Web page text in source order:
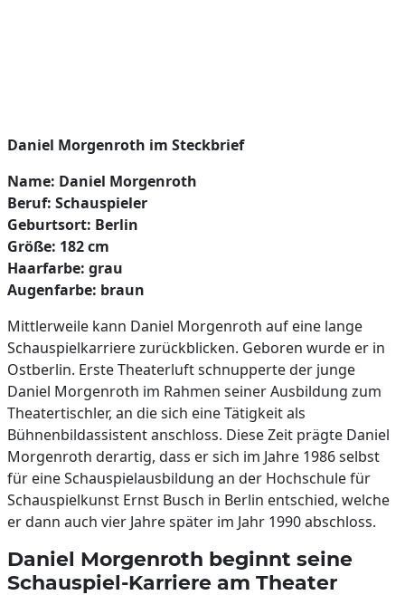
Daniel Morgenroth im Steckbrief
Name: Daniel Morgenroth
Beruf: Schauspieler
Geburtsort: Berlin
Größe: 182 cm
Haarfarbe: grau
Augenfarbe: braun
Mittlerweile kann Daniel Morgenroth auf eine lange
Schauspielkarriere zurückblicken. Geboren wurde er in
Ostberlin. Erste Theaterluft schnupperte der junge
Daniel Morgenroth im Rahmen seiner Ausbildung zum
Theatertischler, an die sich eine Tätigkeit als
Bühnenbildassistent anschloss. Diese Zeit prägte Daniel
Morgenroth derartig, dass er sich im Jahre 1986 selbst
für eine Schauspielausbildung an der Hochschule für
Schauspielkunst Ernst Busch in Berlin entschied, welche
er dann auch vier Jahre später im Jahr 1990 abschloss.
Daniel Morgenroth beginnt seine
Schauspiel-Karriere am Theater